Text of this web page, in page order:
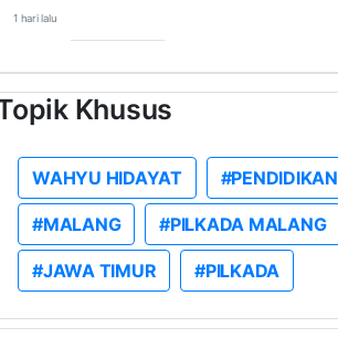
1 hari lalu
Khusus
WAHYU HIDAYAT #PENDIDIKAN
#MALANG #PILKADA MALANG
#JAWA TIMUR #PILKADA